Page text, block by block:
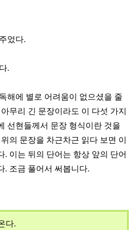
었다.
.
해에 별로 어려움이 없으셨을 줄
무리 긴 문장이라도 이 다섯 가지
선현들께서 문장 형식이란 것을
위의 문장을 차근차근 읽다 보면 이
. 이는 뒤의 단어는 항상 앞의 단어
. 조금 풀어서 써봅니다.
다.